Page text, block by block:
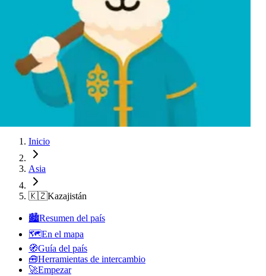
Almaty
Almaty
Almaty
Almaty
Almaty
Almaty
Almaty
Inicio
Asia
🇰🇿Kazajistán
🏙️Resumen del país
🗺️En el mapa
🧭Guía del país
🧰Herramientas de intercambio
🚀Empezar